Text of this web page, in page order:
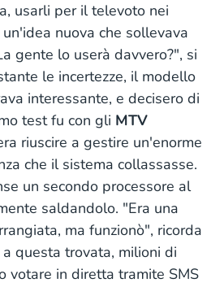
con il nostro NOC
e il talento
un'azienda in crescita
usarli per il televoto nei
nuova che sollevava
gente lo userà davvero?", si
le incertezze, il modello
interessante, e decisero di
test fu con gli MTV
riuscire a gestire un'enorme
che il sistema collassasse.
un secondo processore al
saldandolo. "Era una
ma funzionò", ricorda
questa trovata, milioni di
votare in diretta tramite SMS